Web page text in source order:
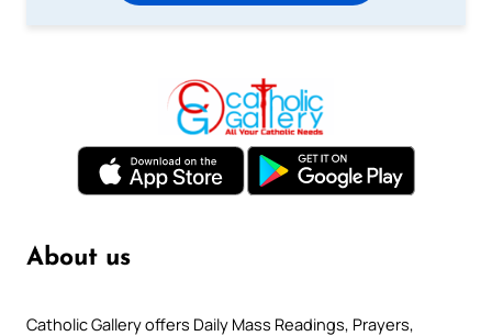
About us
Catholic Gallery offers Daily Mass Readings, Prayers,